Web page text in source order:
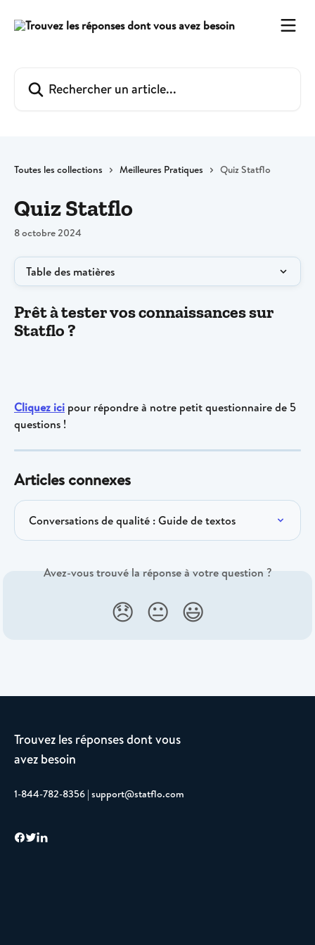
Toutes les collections Meilleures Pratiques Quiz Statflo
Quiz Statflo
8 octobre 2024
Table des matières
Prêt à tester vos connaissances sur
Statflo ?
Cliquez ici pour répondre à notre petit questionnaire de 5
questions !
Articles connexes
Conversations de qualité : Guide de textos
Avez-vous trouvé la réponse à votre question ?
😞 😐 😃
Trouvez les réponses dont vous
avez besoin
1-844-782-8356 | support@statflo.com